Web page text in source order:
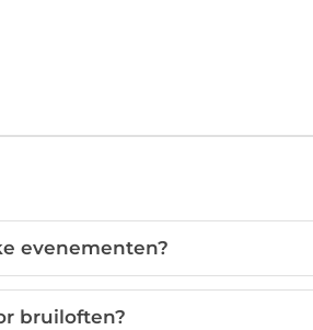
evenementen?
bruiloften?